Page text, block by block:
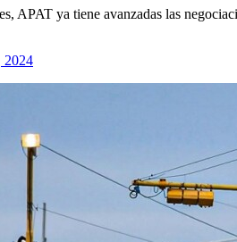
APAT ya tiene avanzadas las
2024